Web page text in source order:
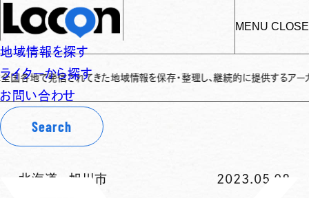
MENU CLOSE
地域情報を探す
ライターから探す
お問い合わせ
Search
信されてきた地域情報を保存・整理し、継続的に提供するアーカイブサイト
北海道 -旭川市 2023.05.08